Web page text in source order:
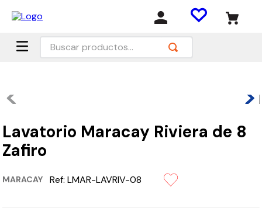
Buscar productos...
Lavatorio Maracay Riviera de 8
Zafiro
MARACAY Ref:LMAR-LAVRIV-08